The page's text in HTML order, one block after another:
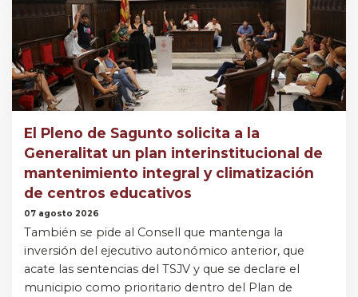
El Pleno de Sagunto solicita a la
Generalitat un plan interinstitucional de
mantenimiento integral y climatización
de centros educativos
07 agosto 2026
También se pide al Consell que mantenga la
inversión del ejecutivo autonómico anterior, que
acate las sentencias del TSJV y que se declare el
municipio como prioritario dentro del Plan de